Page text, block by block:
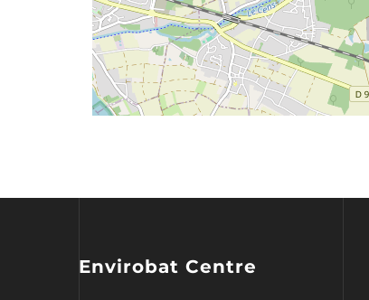
Envirobat Centre